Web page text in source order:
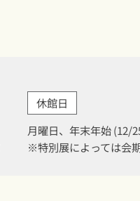
休館日
月曜日、年末年始 (12/
※特別展によっては会